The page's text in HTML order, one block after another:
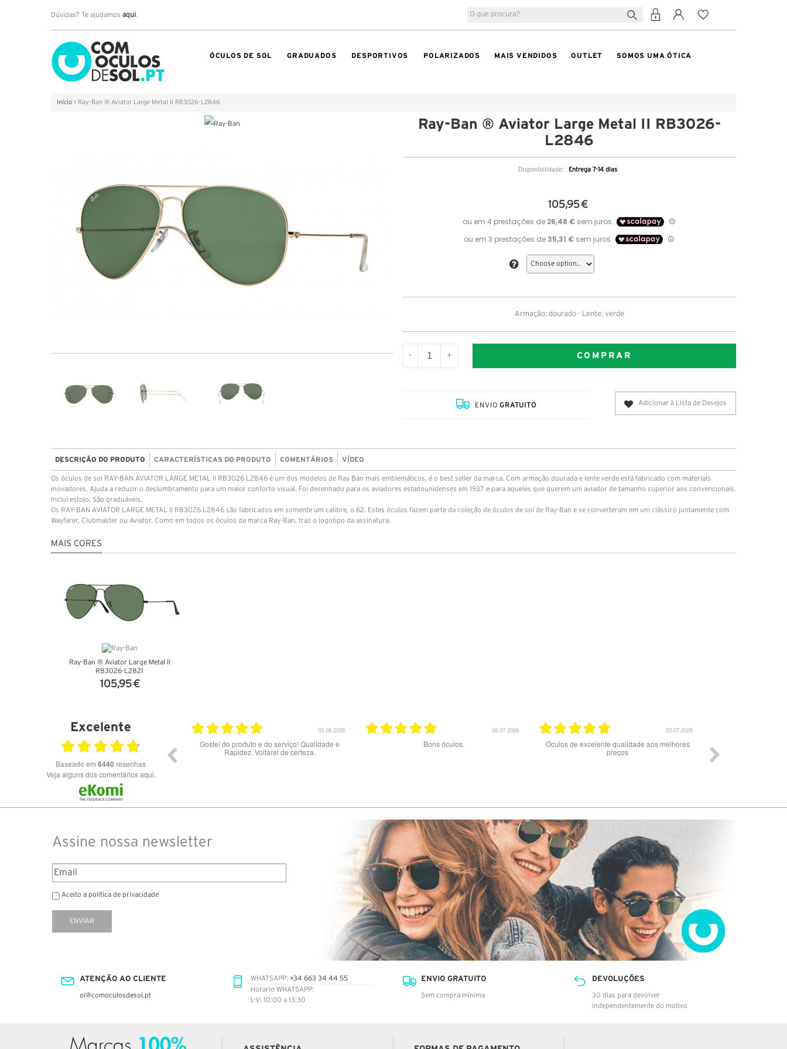
Dúvidas? Te ajudamos aqui.
ÓCULOS DE SOL GRADUADOS DESPORTIVOS POLARIZADOS MAIS VENDIDOS OUTLET SOMOS UMA ÓTICA
Início > Ray-Ban ® Aviator Large Metal II RB3026-L2846
Ray-Ban ® Aviator Large Metal II RB3026-
L2846
Disponibilidade: Entrega 7-14 dias
105,95 €
Armação: dourado - Lente: verde
- + COMPRAR
ENVIOGRATUITO Adicionar à Lista de Desejos
DESCRIÇÃO DO PRODUTO CARACTERÍSTICAS DO PRODUTO COMENTÁRIOS VÍDEO
Os óculos de sol RAY-BAN AVIATOR LARGE METAL II RB3026 L2846 é um dos modelos de Ray Ban mais emblemáticos, é o best seller da marca. Com armação dourada e lente verde está fabricado com materiais
inovadores. Ajuda a reduzir o deslumbramento para um maior conforto visual. Foi desenhado para os aviadores estadounidenses em 1937 e para aqueles que querem um aviador de tamanho superior aos convencionais.
Inclui estojo. São graduáveis.
Os RAY-BAN AVIATOR LARGE METAL II RB3026 L2846 são fabricados em somente um calibre, o 62. Estes óculos fazem parte da coleção de óculos de sol de Ray-Ban e se converteram em um clássico juntamente com
Wayfarer, Clubmaster ou Aviator. Como em todos os óculos da marca Ray-Ban, traz o logotipo da assinatura.
MAIS CORES
Ray-Ban ® Aviator Large Metal II
RB3026-L2821
105,95 €
Excelente
Baseado em 6440 resenhas
Veja alguns dos comentários aqui.
17.06.2026 03.08.2026
Gostei do produto e do serviço! Qualidade e
Rapidez. Voltarei de certeza.
28.07.2026 23.07.2026
Óculos de excelente qualidade aos melhores
Assine nossa newsletter
Aceito a política de privacidade
ENVIAR
ATENÇÃO AO CLIENTE
oi@comoculosdesol.pt
WHATSAPP: +34 663 34 44 55
Horario WHATSAPP:
L-V: 10:00 a 13:30
ENVIO GRATUITO
Sem compra mínima
DEVOLUÇÕES
30 dias para devolver
independentemente do motivo